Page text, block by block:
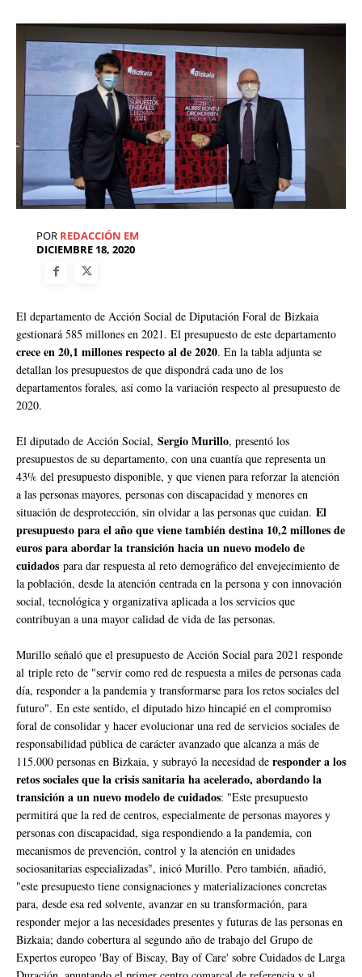
POR REDACCIÓN EM
DICIEMBRE 18, 2020
El departamento de Acción Social de Diputación Foral de Bizkaia
gestionará 585 millones en 2021. El presupuesto de este departamento
crece en 20,1 millones respecto al de 2020. En la tabla adjunta se
detallan los presupuestos de que dispondrá cada uno de los
departamentos forales, así como la variación respecto al presupuesto de
2020.
El diputado de Acción Social, Sergio Murillo, presentó los
presupuestos de su departamento, con una cuantía que representa un
43% del presupuesto disponible, y que vienen para reforzar la atención
a las personas mayores, personas con discapacidad y menores en
situación de desprotección, sin olvidar a las personas que cuidan. El
presupuesto para el año que viene también destina 10,2 millones de
euros para abordar la transición hacia un nuevo modelo de
cuidados para dar respuesta al reto demográfico del envejecimiento de
la población, desde la atención centrada en la persona y con innovación
social, tecnológica y organizativa aplicada a los servicios que
contribuyan a una mayor calidad de vida de las personas.
Murillo señaló que el presupuesto de Acción Social para 2021 responde
al triple reto de "servir como red de respuesta a miles de personas cada
día, responder a la pandemia y transformarse para los retos sociales del
futuro". En este sentido, el diputado hizo hincapié en el compromiso
foral de consolidar y hacer evolucionar una red de servicios sociales de
responsabilidad pública de carácter avanzado que alcanza a más de
115.000 personas en Bizkaia, y subrayó la necesidad de responder a los
retos sociales que la crisis sanitaria ha acelerado, abordando la
transición a un nuevo modelo de cuidados: "Este presupuesto
permitirá que la red de centros, especialmente de personas mayores y
personas con discapacidad, siga respondiendo a la pandemia, con
mecanismos de prevención, control y la atención en unidades
sociosanitarias especializadas", inicó Murillo. Pero también, añadió,
"este presupuesto tiene consignaciones y materializaciones concretas
para, desde esa red solvente, avanzar en su transformación, para
responder mejor a las necesidades presentes y futuras de las personas en
Bizkaia; dando cobertura al segundo año de trabajo del Grupo de
Expertos europeo 'Bay of Biscay, Bay of Care' sobre Cuidados de Larga